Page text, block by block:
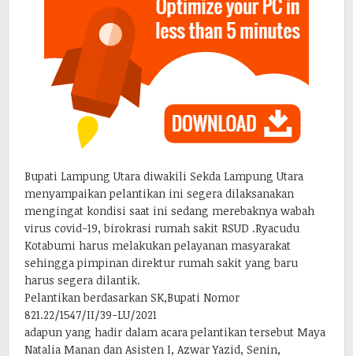
Bupati Lampung Utara diwakili Sekda Lampung Utara
menyampaikan pelantikan ini segera dilaksanakan
mengingat kondisi saat ini sedang merebaknya wabah
virus covid-19, birokrasi rumah sakit RSUD .Ryacudu
Kotabumi harus melakukan pelayanan masyarakat
sehingga pimpinan direktur rumah sakit yang baru
harus segera dilantik.
Pelantikan berdasarkan SK,Bupati Nomor
821.22/1547/II/39-LU/2021
adapun yang hadir dalam acara pelantikan tersebut Maya
Natalia Manan dan Asisten I, Azwar Yazid, Senin,